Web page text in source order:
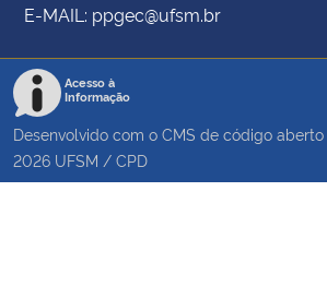
E-MAIL: ppgec@ufsm.br
Acesso à
Informação
Desenvolvido com o CMS de código aberto
2026 UFSM / CPD